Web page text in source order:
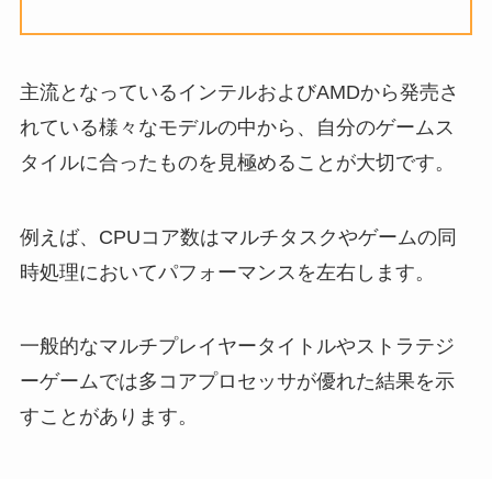
主流となっているインテルおよびAMDから発売さ
れている様々なモデルの中から、自分のゲームス
タイルに合ったものを見極めることが大切です。
例えば、CPUコア数はマルチタスクやゲームの同
時処理においてパフォーマンスを左右します。
一般的なマルチプレイヤータイトルやストラテジ
ーゲームでは多コアプロセッサが優れた結果を示
すことがあります。